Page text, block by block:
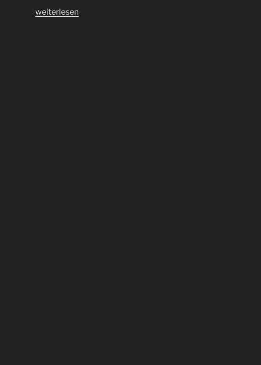
„.gitignore
weiterlesen